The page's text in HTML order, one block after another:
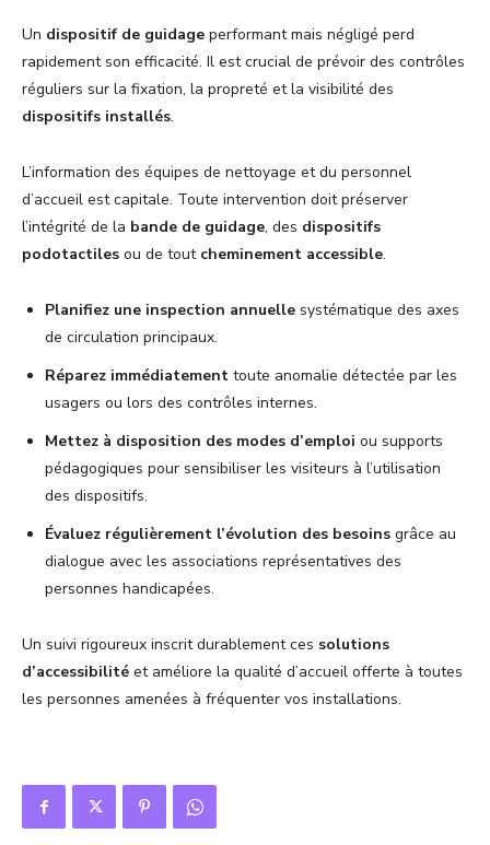
Un dispositif de guidage performant mais négligé perd
rapidement son efficacité. Il est crucial de prévoir des contrôles
réguliers sur la fixation, la propreté et la visibilité des
dispositifs installés.
L’information des équipes de nettoyage et du personnel
d’accueil est capitale. Toute intervention doit préserver
l’intégrité de la bande de guidage, des dispositifs
podotactiles ou de tout cheminement accessible.
Planifiez une inspection annuelle systématique des axes
de circulation principaux.
Réparez immédiatement toute anomalie détectée par les
usagers ou lors des contrôles internes.
Mettez à disposition des modes d’emploi ou supports
pédagogiques pour sensibiliser les visiteurs à l’utilisation
des dispositifs.
Évaluez régulièrement l’évolution des besoins grâce au
dialogue avec les associations représentatives des
personnes handicapées.
Un suivi rigoureux inscrit durablement ces solutions
d’accessibilité et améliore la qualité d’accueil offerte à toutes
les personnes amenées à fréquenter vos installations.